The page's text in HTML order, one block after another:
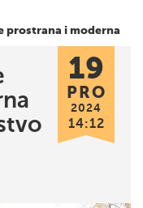
prostrana i moderna
19
PRO
2024
14:12